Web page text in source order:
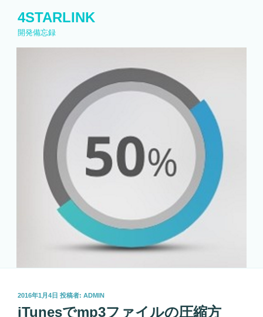
4STARLINK
開発備忘録
投
稿
2016年1月4日 投稿者: ADMIN
iTunesでmp3ファイルの圧縮方